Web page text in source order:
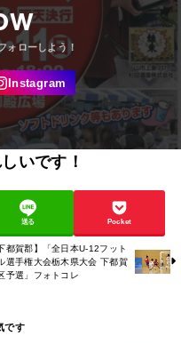
いです！
送る Pocket
都賀郡】「全日本U-12フット
選手権大会栃木県大会 下都賀
予選」フォトコレ